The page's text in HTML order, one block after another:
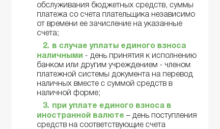
обслуживания бюджетных средств, суммы
платежа со счета плательщика независимо
от времени ее зачисление на указанные
счета;
в случае уплаты единого взноса
наличными - день принятия к исполнению
банком или другим учреждением - членом
платежной системы документа на перевод
наличных вместе с суммой средств в
наличной форме;
при уплате единого взноса в
иностранной валюте – день поступления
средств на соответствующие счета